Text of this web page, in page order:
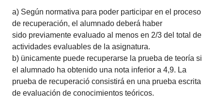
a) Según normativa para poder participar en el proceso
de recuperación, el alumnado deberá haber
sido previamente evaluado al menos en 2/3 del total de
actividades evaluables de la asignatura.
b) ünicamente puede recuperarse la prueba de teoría si
el alumnado ha obtenido una nota inferior a 4,9. La
prueba de recuperació consistirá en una prueba escrita
de evaluación de conocimientos teóricos.